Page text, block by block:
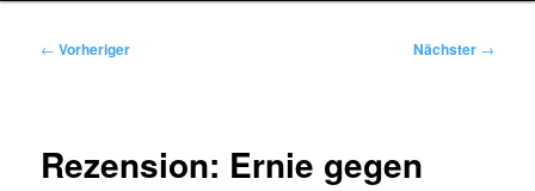
Beitragsnavigation
← Vorheriger Nächster →
Rezension: Ernie gegen